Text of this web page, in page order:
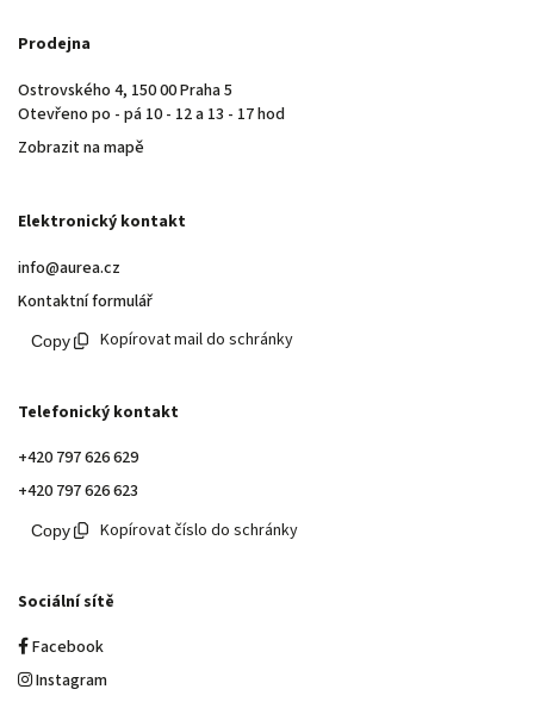
Prodejna
Ostrovského 4, 150 00 Praha 5
Otevřeno po - pá 10 - 12 a 13 - 17 hod
Zobrazit na mapě
Elektronický kontakt
info@aurea.cz
Kontaktní formulář
Kopírovat mail do schránky
Telefonický kontakt
+420 797 626 629
+420 797 626 623
Kopírovat číslo do schránky
Sociální sítě
Facebook
Instagram